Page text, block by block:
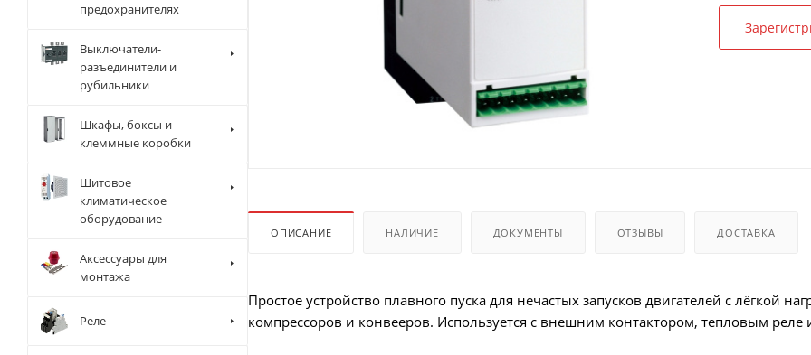
ОПИСАНИЕ НАЛИЧИЕ ДОКУМЕНТЫ ОТЗЫВЫ ДОСТАВКА
Простое устройство плавного пуска для нечастых запусков двигателей с лёгкой
компрессоров и конвееров. Используется с внешним контактором, тепловым
предохранителях
Выключатели-
разъединители и
рубильники
Шкафы, боксы и
клеммные коробки
Щитовое
климатическое
оборудование
Аксессуары для
монтажа
Реле